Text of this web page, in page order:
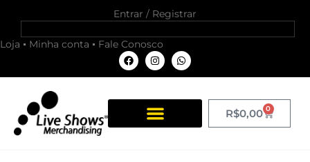
Entrar / Registrar
Loja Minha conta Fale Conosco
R$0,00 0